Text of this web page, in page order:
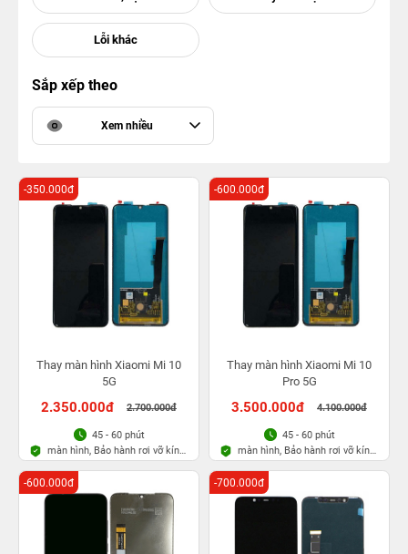
Sắp xếp theo
Xem nhiều
Thay màn hình Xiaomi Mi 10
5G
2.350.000đ 2.700.000đ
-350.000đ
45 - 60 phút
màn hình, Bảo hành rơi vỡ kính
1 lần trong 3 tháng
Thay màn hình Xiaomi Mi 10
Pro 5G
3.500.000đ 4.100.000đ
-600.000đ
45 - 60 phút
màn hình, Bảo hành rơi vỡ kính
1 lần trong 3 tháng
-600.000đ -700.000đ